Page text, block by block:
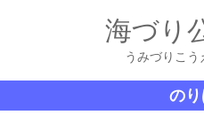
海づり
うみづりこう
の